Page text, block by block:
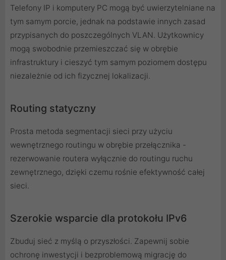
Telefony IP i komputery PC mogą być uwierzytelniane na
tym samym porcie, jednak na podstawie innych zasad
przypisanych do poszczególnych VLAN. Użytkownicy
mogą swobodnie przemieszczać się w obrębie
infrastruktury i cieszyć tym samym poziomem dostępu
niezależnie od ich fizycznej lokalizacji.
Routing statyczny
Prosta metoda segmentacji sieci przy użyciu
wewnętrznego routingu w obrębie przełącznika -
rezerwowanie routera wyłącznie do routingu ruchu
zewnętrznego, dzięki czemu rośnie efektywność całej
sieci.
Szerokie wsparcie dla protokołu IPv6
Zbuduj sieć z myślą o przyszłości. Zapewnij sobie
ochronę inwestycji i bezproblemową migrację do